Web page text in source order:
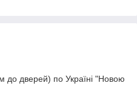
до дверей) по Україні "Новою